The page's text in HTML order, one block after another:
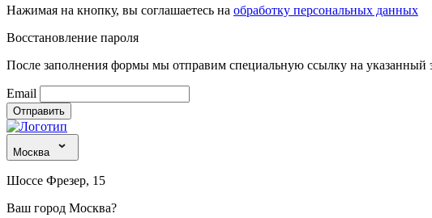
Нажимая на кнопку, вы соглашаетесь на обработку персональных данных
Восстановление пароля
После заполнения формы мы отправим специальную ссылку на указанный
Email
Отправить
Москва
Шоссе Фрезер, 15
Ваш город Москва?